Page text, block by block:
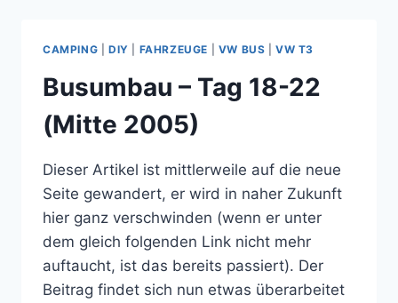
CAMPING DIY FAHRZEUGE VW BUS |VW T3
Busumbau – Tag 18-22
(Mitte 2005)
Dieser Artikel ist mittlerweile auf die neue
Seite gewandert, er wird in naher Zukunft
hier ganz verschwinden (wenn er unter
dem gleich folgenden Link nicht mehr
auftaucht, ist das bereits passiert). Der
Beitrag findet sich nun etwas überarbeitet